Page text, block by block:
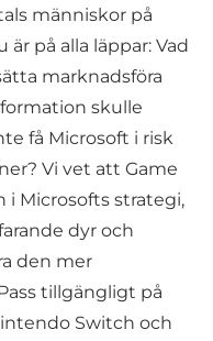
människor på
är på alla läppar: Vad
marknadsföra
skulle
få Microsoft i risk
Vi vet att Game
Microsofts strategi,
dyr och
den mer
tillgängligt på
Switch och